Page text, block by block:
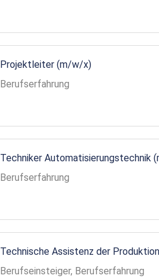
Projektleiter (m/w/x)
Berufserfahrung
Techniker Automatisierungstechnik
Berufserfahrung
Technische Assistenz der
Berufseinsteiger, Berufserfahrung